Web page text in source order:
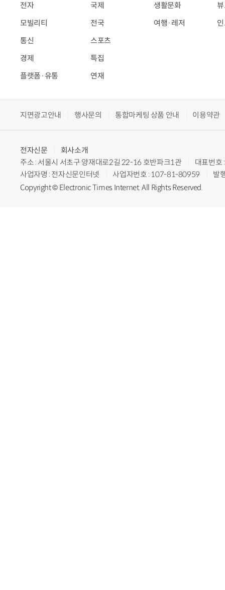
전자
모빌리티
통신
경제
플랫폼·유통
국제
전국
스포츠
특집
연재
생활문화
여행·레저
지면광고안내 행사문의 통합마케팅 상품 안내 이용약관
전자신문
회사소개
주소 : 서울시 서초구 양재대로2길 22-16 호반파크1관
대표번
사업자명 : 전자신문인터넷
사업자번호 : 107-81-80959
발
Copyright © Electronic Times Internet. All Rights Reserved.